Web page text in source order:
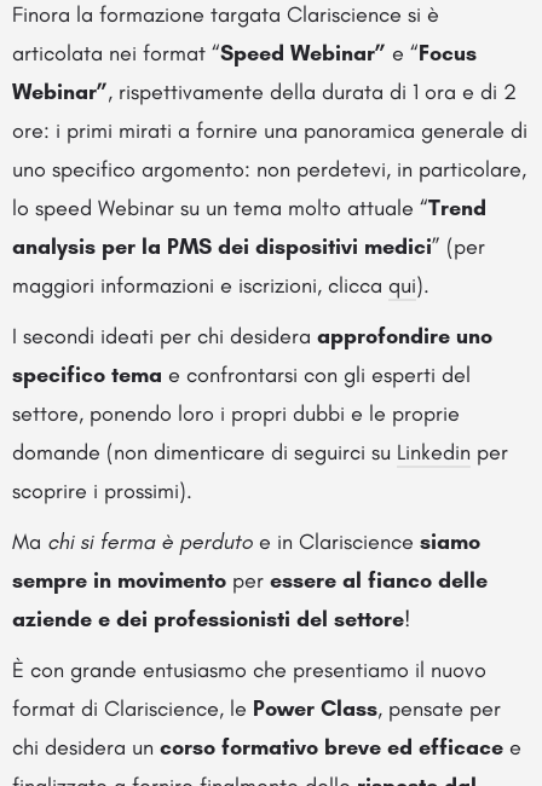
Finora la formazione targata Clariscience si è
articolata nei format “Speed Webinar” e “Focus
Webinar”, rispettivamente della durata di 1 ora e di 2
ore: i primi mirati a fornire una panoramica generale di
uno specifico argomento: non perdetevi, in particolare,
lo speed Webinar su un tema molto attuale “Trend
analysis per la PMS dei dispositivi medici” (per
maggiori informazioni e iscrizioni, clicca qui).
I secondi ideati per chi desidera approfondire uno
specifico tema e confrontarsi con gli esperti del
settore, ponendo loro i propri dubbi e le proprie
domande (non dimenticare di seguirci su Linkedin per
scoprire i prossimi).
Ma chi si ferma è perduto e in Clariscience siamo
sempre in movimento per essere al fianco delle
aziende e dei professionisti del settore!
È con grande entusiasmo che presentiamo il nuovo
format di Clariscience, le Power Class, pensate per
chi desidera un corso formativo breve ed efficace e